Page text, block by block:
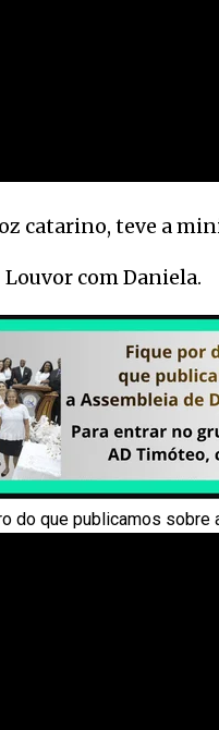
catarino, teve a
Louvor com Daniela.
do que publicamos sobre